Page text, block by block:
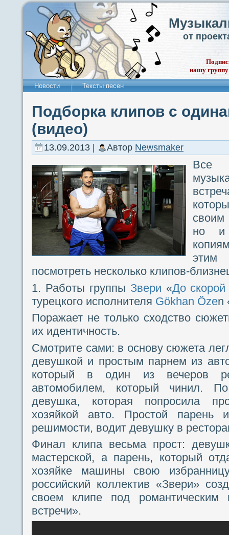
от
нашу
Новости Тексты песен
Подборка клипов с
(видео)
13.09.2013 | Автор Newsmaker
но и
посмотреть несколько клипов-
1. Работы группы Звери «До скорой
турецкого исполнителя Gökhan Özen
Поражает не только сходство
их идентичность.
Смотрите сами: в основу сюжета
девушкой и простым парнем из
который в один из вечеров
автомобилем, который чинил. По
девушка, которая попросила
хозяйкой авто. Простой парень
решимости, водит девушку в
Финал клипа весьма прост:
мастерской, а парень, который
хозяйке машины свою
российский коллектив «Звери»
своем клипе под романтическим
встречи».